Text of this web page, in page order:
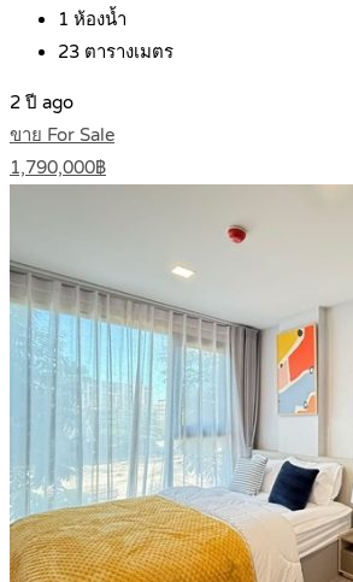
1 ห้องน้ำ
23 ตารางเมตร
2 ปี ago
ขาย For Sale
1,790,000฿